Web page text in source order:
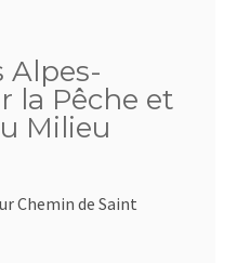
Alpes-
la Pêche et
Milieu
Chemin de Saint